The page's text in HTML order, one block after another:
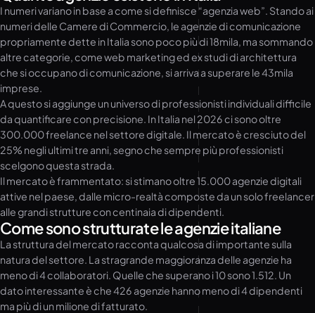
I numeri variano in base a come si definisce “agenzia web”. Stando ai
numeri delle Camere di Commercio, le agenzie di comunicazione
propriamente dette in Italia sono poco più di 18mila, ma sommando
altre categorie, come web marketing ed ex studi di architettura
che si occupano di comunicazione, si arriva a superare le 43mila
imprese.
A questo si aggiunge un universo di professionisti individuali difficile
da quantificare con precisione. In Italia nel 2026 ci sono oltre
300.000 freelance nel settore digitale. Il mercato è cresciuto del
25% negli ultimi tre anni, segno che sempre più professionisti
scelgono questa strada.
Il mercato è frammentato: si stimano oltre 15.000 agenzie digitali
attive nel paese, dalle micro-realtà composte da un solo freelancer
alle grandi strutture con centinaia di dipendenti.
Come sono strutturate le agenzie italiane
La struttura del mercato racconta qualcosa di importante sulla
natura del settore. La stragrande maggioranza delle agenzie ha
meno di 4 collaboratori. Quelle che superano i 10 sono 1.512. Un
dato interessante è che 426 agenzie hanno meno di 4 dipendenti
ma più di un milione di fatturato.